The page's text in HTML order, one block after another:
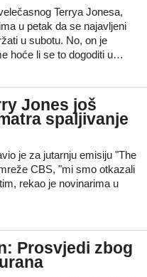
Terrya Jonesa,
u petak da se najavljeni
u subotu. No, on je
hoće li se to dogoditi u…
Jones još
spaljivanje
je za jutarnju emisiju "The
CBS, "mi smo otkazali
rekao je novinarima u
Prosvjedi zbog